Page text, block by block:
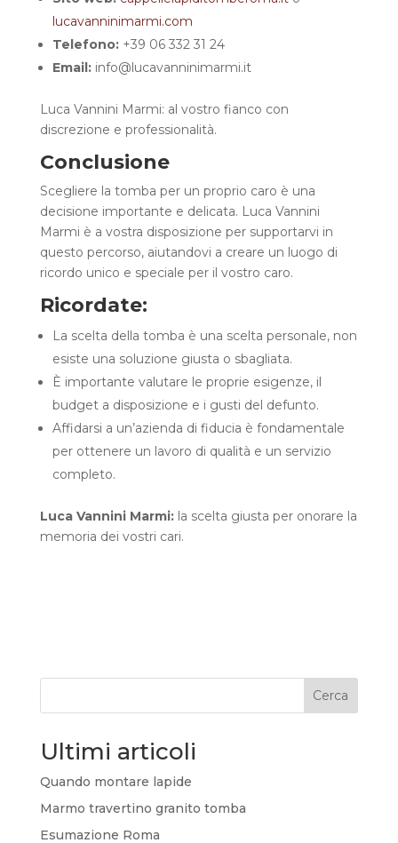
lucavanninimarmi.com
Telefono:+39 06 332 31 24
Email:info@lucavanninimarmi.it
Luca Vannini Marmi: al vostro fianco con
discrezione e professionalità.
Conclusione
Scegliere la tomba per un proprio caro è una
decisione importante e delicata. Luca Vannini
Marmi è a vostra disposizione per supportarvi in
questo percorso, aiutandovi a creare un luogo di
ricordo unico e speciale per il vostro caro.
Ricordate:
La scelta della tomba è una scelta personale, non
esiste una soluzione giusta o sbagliata.
È importante valutare le proprie esigenze, il
budget a disposizione e i gusti del defunto.
Affidarsi a un’azienda di fiducia è fondamentale
per ottenere un lavoro di qualità e un servizio
completo.
Luca Vannini Marmi:la scelta giusta per onorare la
memoria dei vostri cari.
Cerca
Ultimi articoli
Quando montare lapide
Marmo travertino granito tomba
Esumazione Roma